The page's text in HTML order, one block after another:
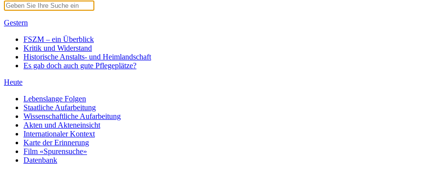
Gestern
FSZM – ein Überblick
Kritik und Widerstand
Historische Anstalts- und Heimlandschaft
Es gab doch auch gute Pflegeplätze?
Heute
Lebenslange Folgen
Staatliche Aufarbeitung
Wissenschaftliche Aufarbeitung
Akten und Akteneinsicht
Internationaler Kontext
Karte der Erinnerung
Film «Spurensuche»
Datenbank